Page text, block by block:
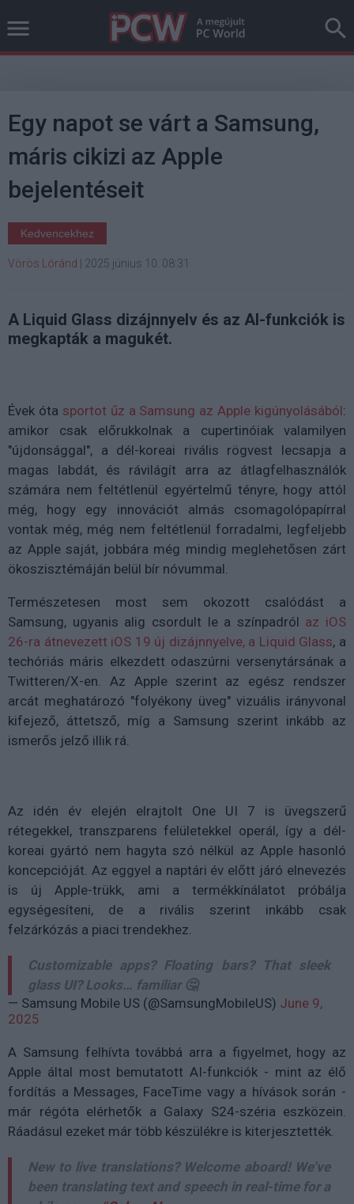
Egy napot se várt a Samsung,
máris cikizi az Apple
bejelentéseit
Kedvencekhez
Vörös Lóránd 2025 június 10. 08:31
A Liquid Glass dizájnnyelv és az AI-funkciók is
megkapták a magukét.
Évek óta sportot űz a Samsung az Apple kigúnyolásából:
amikor csak előrukkolnak a cupertinóiak valamilyen
"újdonsággal", a dél-koreai rivális rögvest lecsapja a
magas labdát, és rávilágít arra az átlagfelhasználók
számára nem feltétlenül egyértelmű tényre, hogy attól
még, hogy egy innovációt almás csomagolópapírral
vontak még, még nem feltétlenül forradalmi, legfeljebb
az Apple saját, jobbára még mindig meglehetősen zárt
ökoszisztémáján belül bír nóvummal.
Természetesen most sem okozott csalódást a
Samsung, ugyanis alig csordult le a színpadról az iOS
26-ra átnevezett iOS 19 új dizájnnyelve, a Liquid Glass, a
techóriás máris elkezdett odaszúrni versenytársának a
Twitteren/X-en. Az Apple szerint az egész rendszer
arcát meghatározó "folyékony üveg" vizuális irányvonal
kifejező, áttetsző, míg a Samsung szerint inkább az
ismerős jelző illik rá.
Az idén év elején elrajtolt One UI 7 is üvegszerű
rétegekkel, transzparens felületekkel operál, így a dél-
koreai gyártó nem hagyta szó nélkül az Apple hasonló
koncepcióját. Az eggyel a naptári év előtt járó elnevezés
is új Apple-trükk, ami a termékkínálatot próbálja
egységesíteni, de a rivális szerint inkább csak
felzárkózás a piaci trendekhez.
Customizable apps? Floating bars? That sleek
glass UI? Looks… familiar 🤔
— Samsung Mobile US (@SamsungMobileUS) June 9,
2025
A Samsung felhívta továbbá arra a figyelmet, hogy az
Apple által most bemutatott AI-funkciók - mint az élő
fordítás a Messages, FaceTime vagy a hívások során -
már régóta elérhetők a Galaxy S24-széria eszközein.
Ráadásul ezeket már több készülékre is kiterjesztették.
New to live translations? Welcome aboard! We’ve
been translating text and speech in real-time for a